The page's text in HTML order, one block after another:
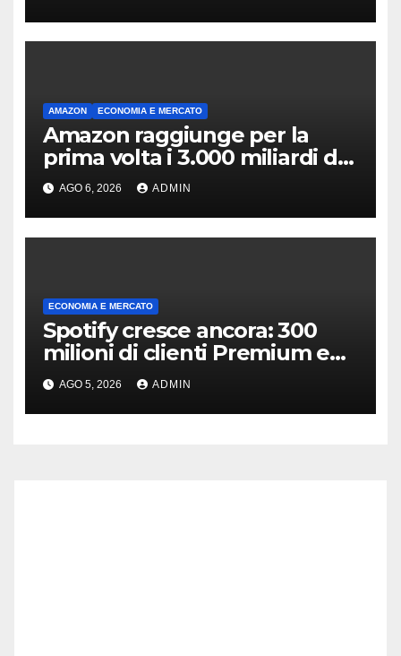
AMAZON ECONOMIA E MERCATO
Amazon raggiunge per la
prima volta i 3.000 miliardi di
capitalizzazione
AGO 6, 2026 ADMIN
ECONOMIA E MERCATO
Spotify cresce ancora: 300
milioni di clienti Premium e
ricavi in aumento
AGO 5, 2026 ADMIN